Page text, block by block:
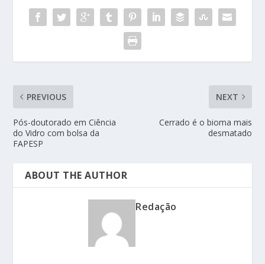
PREVIOUS
Pós-doutorado em Ciência
do Vidro com bolsa da
FAPESP
NEXT
Cerrado é o bioma mais
desmatado
ABOUT THE AUTHOR
Redação